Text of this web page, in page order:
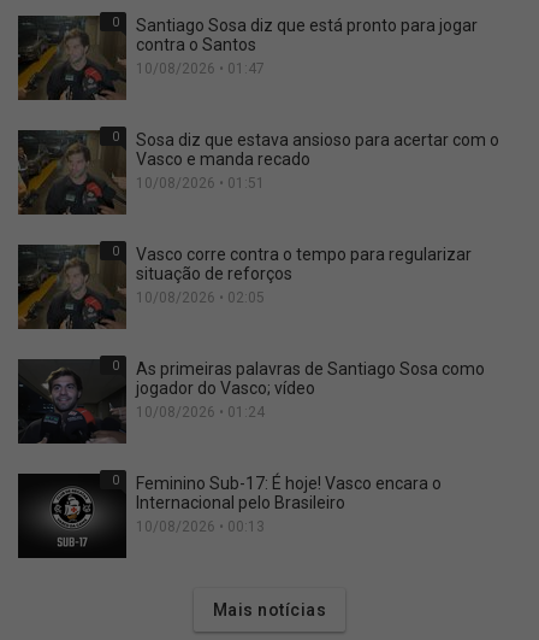
0
Santiago Sosa diz que está pronto para jogar
contra o Santos
10/08/2026 • 01:47
0
Sosa diz que estava ansioso para acertar com o
Vasco e manda recado
10/08/2026 • 01:51
0
Vasco corre contra o tempo para regularizar
situação de reforços
10/08/2026 • 02:05
0
As primeiras palavras de Santiago Sosa como
jogador do Vasco; vídeo
10/08/2026 • 01:24
0
Feminino Sub-17: É hoje! Vasco encara o
Internacional pelo Brasileiro
10/08/2026 • 00:13
Mais notícias